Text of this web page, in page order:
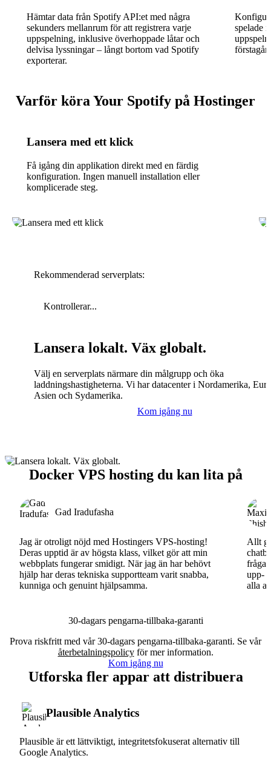
Hämtar data från Spotify API:et med några
sekunders mellanrum för att registrera varje
uppspelning, inklusive överhoppade låtar och
delvisa lyssningar – långt bortom vad Spotify
exporterar.
spelade
Varför köra Your Spotify på Hostinger
Lansera med ett klick
Få igång din applikation direkt med en färdig
konfiguration. Ingen manuell installation eller
komplicerade steg.
Rekommenderad serverplats:
Kontrollerar...
Lansera lokalt. Väx globalt.
Välj en serverplats närmare din målgrupp och öka
laddningshastigheterna. Vi har datacenter i Nordamerika,
Asien och Sydamerika.
Kom igång nu
Docker VPS hosting du kan lita på
Gad Iradufasha
Jag är otroligt nöjd med Hostingers VPS-hosting!
Deras upptid är av högsta klass, vilket gör att min
webbplats fungerar smidigt. När jag än har behövt
hjälp har deras tekniska supportteam varit snabba,
kunniga och genuint hjälpsamma.
Allt
fråga.
upp-
alla
30-dagars pengarna-tillbaka-garanti
Prova riskfritt med vår 30-dagars pengarna-tillbaka-garanti. Se vår
återbetalningspolicyför mer information.
Kom igång nu
Utforska fler appar att distribuera
Plausible Analytics
Plausible är ett lättviktigt, integritetsfokuserat alternativ till
Google Analytics.